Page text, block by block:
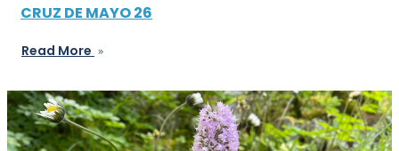
CRUZ DE MAYO 26
Read More